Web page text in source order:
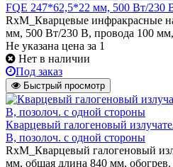
FQE 247*62,5*22 мм, 500 Вт/230
RxM_Кварцевые инфракрасные
мм, 500 Вт/230 В, провода 100
Не указана цена за 1
Нет в наличии
Под заказ
Быстрый просмотр
Кварцевый галогеновый
В, позолоч. с одной стороны
RxM_Кварцевый галогеновый
мм, общая длина 840 мм,